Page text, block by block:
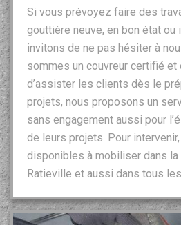
Si vous prévoyez faire des
gouttière neuve, en bon état ou
invitons de ne pas hésiter à
sommes un couvreur certifié et
d’assister les clients dès le
projets, nous proposons un
sans engagement aussi pour
de leurs projets. Pour
disponibles à mobiliser dans la
Ratieville et aussi dans tous